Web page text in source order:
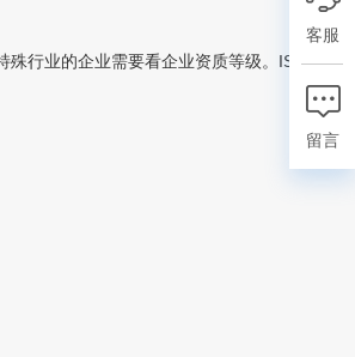
行业的企业需要看企业资质等级。ISO9001
客服
留言